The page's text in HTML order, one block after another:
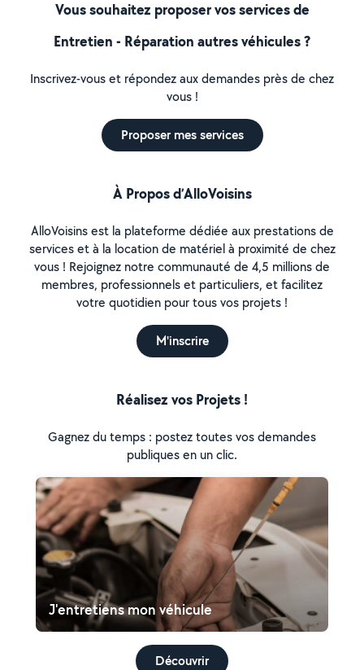
Vous souhaitez proposer vos services de
Entretien - Réparation autres véhicules ?
Inscrivez-vous et répondez aux demandes près de chez
vous !
Proposer mes services
À Propos d’AlloVoisins
AlloVoisins est la plateforme dédiée aux prestations de
services et à la location de matériel à proximité de chez
vous ! Rejoignez notre communauté de 4,5 millions de
membres, professionnels et particuliers, et facilitez
votre quotidien pour tous vos projets !
M'inscrire
Réalisez vos Projets !
Gagnez du temps : postez toutes vos demandes
publiques en un clic.
J'entretiens mon véhicule
Découvrir